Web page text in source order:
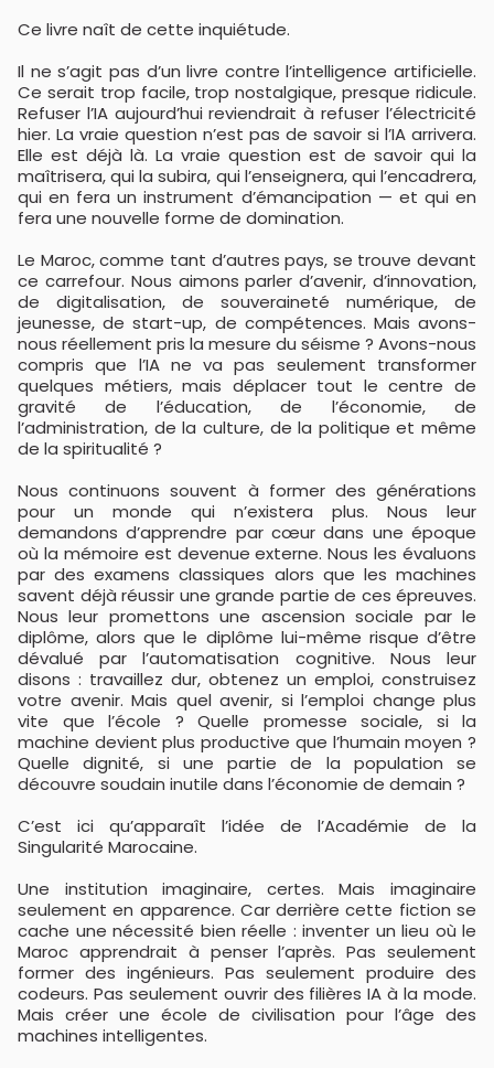
Ce livre naît de cette inquiétude.
Il ne s’agit pas d’un livre contre l’intelligence artificielle.
Ce serait trop facile, trop nostalgique, presque ridicule.
Refuser l’IA aujourd’hui reviendrait à refuser l’électricité
hier. La vraie question n’est pas de savoir si l’IA arrivera.
Elle est déjà là. La vraie question est de savoir qui la
maîtrisera, qui la subira, qui l’enseignera, qui l’encadrera,
qui en fera un instrument d’émancipation — et qui en
fera une nouvelle forme de domination.
Le Maroc, comme tant d’autres pays, se trouve devant
ce carrefour. Nous aimons parler d’avenir, d’innovation,
de digitalisation, de souveraineté numérique, de
jeunesse, de start-up, de compétences. Mais avons-
nous réellement pris la mesure du séisme ? Avons-nous
compris que l’IA ne va pas seulement transformer
quelques métiers, mais déplacer tout le centre de
gravité de l’éducation, de l’économie, de
l’administration, de la culture, de la politique et même
de la spiritualité ?
Nous continuons souvent à former des générations
pour un monde qui n’existera plus. Nous leur
demandons d’apprendre par cœur dans une époque
où la mémoire est devenue externe. Nous les évaluons
par des examens classiques alors que les machines
savent déjà réussir une grande partie de ces épreuves.
Nous leur promettons une ascension sociale par le
diplôme, alors que le diplôme lui-même risque d’être
dévalué par l’automatisation cognitive. Nous leur
disons : travaillez dur, obtenez un emploi, construisez
votre avenir. Mais quel avenir, si l’emploi change plus
vite que l’école ? Quelle promesse sociale, si la
machine devient plus productive que l’humain moyen ?
Quelle dignité, si une partie de la population se
découvre soudain inutile dans l’économie de demain ?
C’est ici qu’apparaît l’idée de l’Académie de la
Singularité Marocaine.
Une institution imaginaire, certes. Mais imaginaire
seulement en apparence. Car derrière cette fiction se
cache une nécessité bien réelle : inventer un lieu où le
Maroc apprendrait à penser l’après. Pas seulement
former des ingénieurs. Pas seulement produire des
codeurs. Pas seulement ouvrir des filières IA à la mode.
Mais créer une école de civilisation pour l’âge des
machines intelligentes.